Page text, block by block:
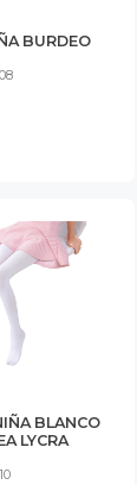
BURDEO
BLANCO
LYCRA